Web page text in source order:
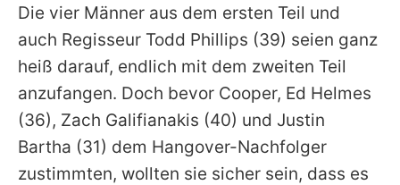
Die vier Männer aus dem ersten Teil und
auch Regisseur Todd Phillips (39) seien ganz
heiß darauf, endlich mit dem zweiten Teil
anzufangen. Doch bevor Cooper, Ed Helmes
(36), Zach Galifianakis (40) und Justin
Bartha (31) dem Hangover-Nachfolger
zustimmten, wollten sie sicher sein, dass es